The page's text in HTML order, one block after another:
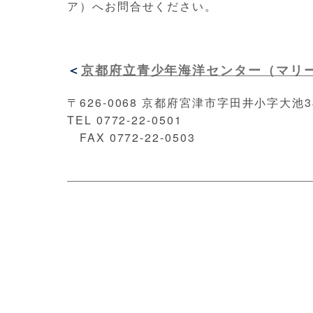
ア）へお問合せください。
＜ 京都府立青少年海洋センター（マリ
〒626-0068 京都府宮津市字田井小字大池
TEL 0772-22-0501
FAX 0772-22-0503